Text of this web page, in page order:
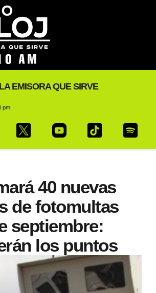
EMISORA QUE SIRVE
pm
40 nuevas
de fotomultas
septiembre:
los puntos